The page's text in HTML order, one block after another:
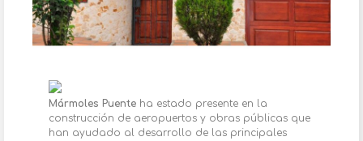
Mármoles Puente ha estado presente en la
construcción de aeropuertos y obras públicas que
han ayudado al desarrollo de las principales